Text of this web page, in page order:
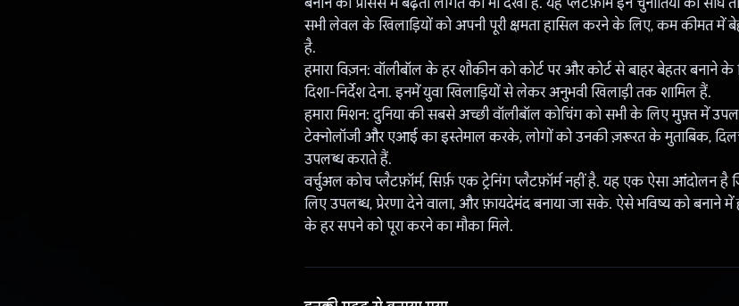
सभी लेवल के खिलाड़ियों को अपनी पूरी क्षमता हासिल करने के लिए, कम कीमत में
है.
हमारा विज़न: वॉलीबॉल के हर शौकीन को कोर्ट पर और कोर्ट से बाहर बेहतर बनाने
दिशा-निर्देश देना. इनमें युवा खिलाड़ियों से लेकर अनुभवी खिलाड़ी तक शामिल हैं.
हमारा मिशन: दुनिया की सबसे अच्छी वॉलीबॉल कोचिंग को सभी के लिए मुफ़्त में
टेक्नोलॉजी और एआई का इस्तेमाल करके, लोगों को उनकी ज़रूरत के मुताबिक,
उपलब्ध कराते हैं.
वर्चुअल कोच प्लैटफ़ॉर्म, सिर्फ़ एक ट्रेनिंग प्लैटफ़ॉर्म नहीं है. यह एक ऐसा आंदोलन
लिए उपलब्ध, प्रेरणा देने वाला, और फ़ायदेमंद बनाया जा सके. ऐसे भविष्य को बनाने में
के हर सपने को पूरा करने का मौका मिले.